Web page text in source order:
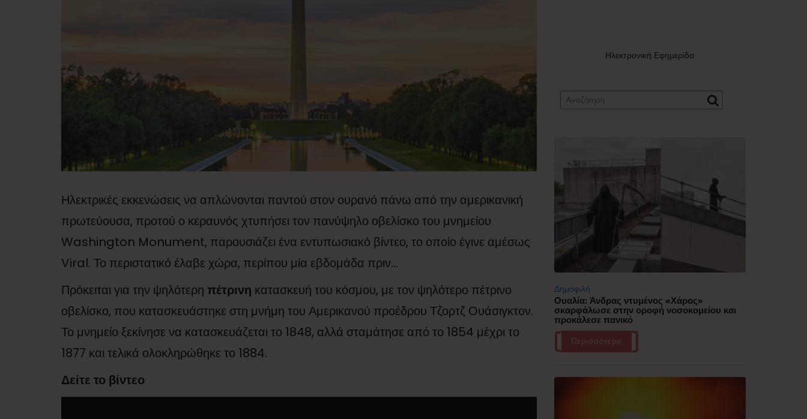
Ηλεκτρικές εκκενώσεις να απλώνονται παντού στον ουρανό πάνω από την αμερικανική
πρωτεύουσα, προτού ο κεραυνός χτυπήσει τον πανύψηλο οβελίσκο του μνημείου
Washington Monument, παρουσιάζει ένα εντυπωσιακό βίντεο, το οποίο έγινε αμέσως
Viral. Το περιστατικό έλαβε χώρα, περίπου μία εβδομάδα πριν…
Πρόκειται για την ψηλότερη πέτρινη κατασκευή του κόσμου, με τον ψηλότερο πέτρινο
οβελίσκο, που κατασκευάστηκε στη μνήμη του Αμερικανού προέδρου Τζορτζ Ουάσιγκτον.
Το μνημείο ξεκίνησε να κατασκευάζεται το 1848, αλλά σταμάτησε από το 1854 μέχρι το
1877 και τελικά ολοκληρώθηκε το 1884.
Δείτε το βίντεο
Ηλεκτρονική Εφημερίδα
Δημοφιλή
Ουαλία: Άνδρας ντυμένος «Χάρος»
σκαρφάλωσε στην οροφή νοσοκομείου και
προκάλεσε πανικό
Περισσότερα